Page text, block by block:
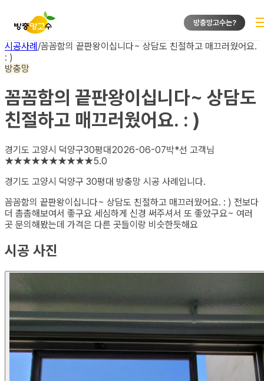
방충망고수는?
시공사례/꼼꼼함의 끝판왕이십니다~ 상담도 친절하고 매끄러웠어요.
: )
방충망
꼼꼼함의 끝판왕이십니다~ 상담도
친절하고 매끄러웠어요. : )
경기도 고양시 덕양구30평대2026-06-07박*선 고객님
★★★★★★★★★★5.0
경기도 고양시 덕양구 30평대 방충망 시공 사례입니다.
꼼꼼함의 끝판왕이십니다~ 상담도 친절하고 매끄러웠어요. : ) 전보다
더 촘촘해보여서 좋구요 세심하게 신경 써주셔서 또 좋았구요~ 여러
곳 문의해봤는데 가격은 다른 곳들이랑 비슷한듯해요
시공 사진